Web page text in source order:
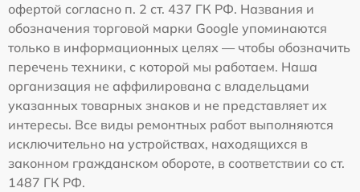
офертой согласно п. 2 ст. 437 ГК РФ. Названия и
обозначения торговой марки Google упоминаются
только в информационных целях — чтобы обозначить
перечень техники, с которой мы работаем. Наша
организация не аффилирована с владельцами
указанных товарных знаков и не представляет их
интересы. Все виды ремонтных работ выполняются
исключительно на устройствах, находящихся в
законном гражданском обороте, в соответствии со ст.
1487 ГК РФ.